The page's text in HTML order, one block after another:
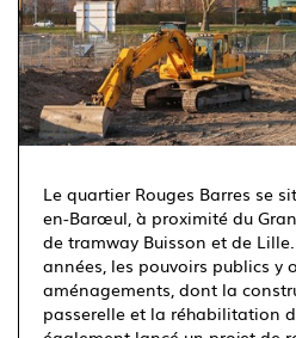
Immotram Villeneuve
Le quartier Rouges Barres se
en-Barœul, à proximité du
de tramway Buisson et de
années, les pouvoirs publics y
aménagements, dont la
passerelle et la réhabilitation